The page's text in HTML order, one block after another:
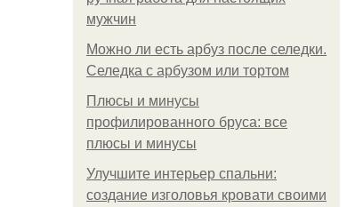
мужчин
Можно ли есть арбуз после селедки.
Селедка с арбузом или тортом
Плюсы и минусы
профилированного бруса: все
плюсы и минусы
Улучшите интерьер спальни:
создание изголовья кровати своими